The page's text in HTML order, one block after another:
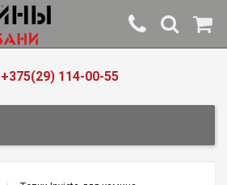
+375(29) 114-00-55